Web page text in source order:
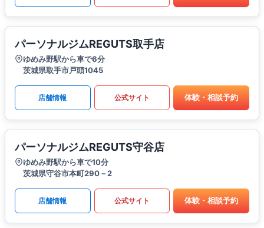
パーソナルジムREGUTS取手店
ゆめみ野駅から車で6分
茨城県取手市戸頭1045
店舗情報 公式サイト 体験・相談予約
パーソナルジムREGUTS守谷店
ゆめみ野駅から車で10分
茨城県守谷市本町290－2
店舗情報 公式サイト 体験・相談予約